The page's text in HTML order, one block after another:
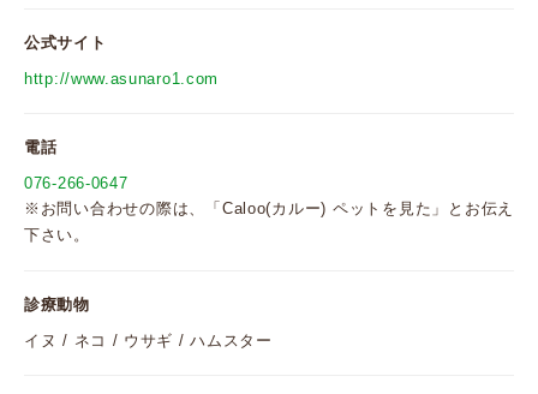
公式サイト
http://www.asunaro1.com
電話
076-266-0647
※お問い合わせの際は、「Caloo(カルー) ペットを見た」とお伝え
下さい。
診療動物
イヌ / ネコ / ウサギ / ハムスター